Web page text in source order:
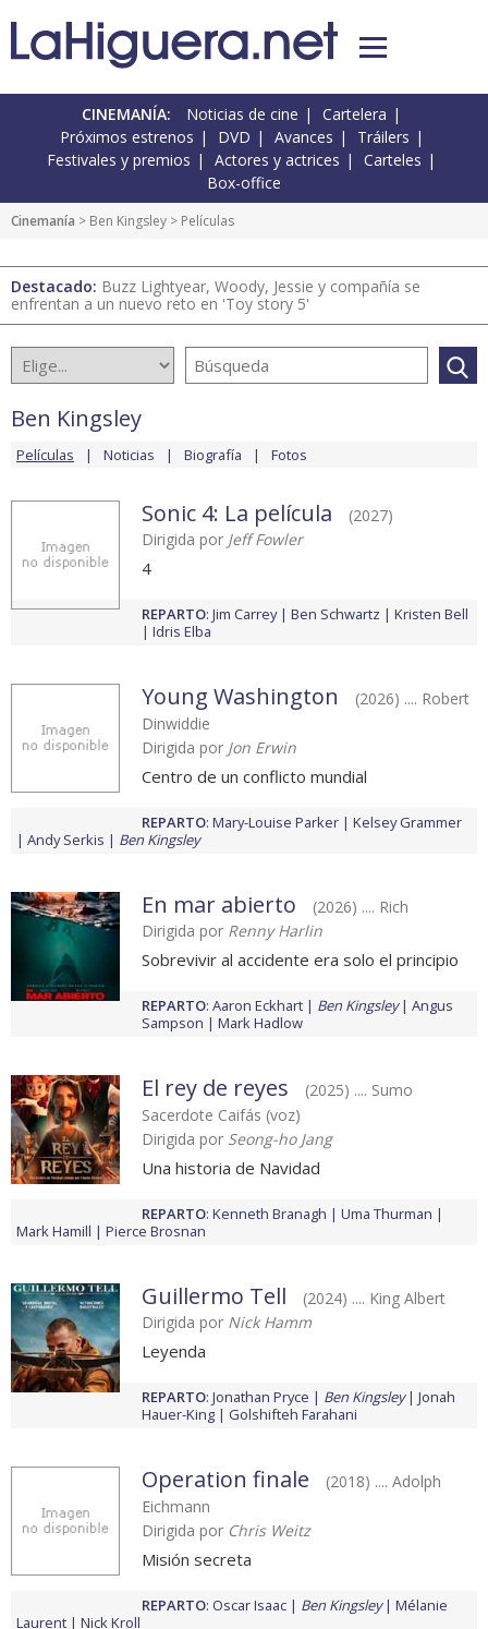
CINEMANÍA: Noticias de cine
Cartelera
Próximos estrenos
DVD Avances
Tráilers
Festivales y premios
Actores y actrices
Carteles
Box-office
Cinemanía > Ben Kingsley > Películas
Destacado: Buzz Lightyear, Woody, Jessie y compañía se
enfrentan a un nuevo reto en 'Toy story 5'
Ben Kingsley
Películas Noticias Biografía Fotos
Sonic 4: La película
(2027)
Dirigida por Jeff Fowler
4
REPARTO: Jim Carrey Ben Schwartz
Kristen Bell
Idris Elba
Young Washington
(2026) .... Robert
Dinwiddie
Dirigida por Jon Erwin
Centro de un conflicto mundial
REPARTO: Mary-Louise Parker
Kelsey Grammer
Andy Serkis
Ben Kingsley
En mar abierto
(2026) .... Rich
Dirigida por Renny Harlin
Sobrevivir al accidente era solo el principio
REPARTO: Aaron Eckhart Ben Kingsley
Angus
Sampson
Mark Hadlow
El rey de reyes
(2025) .... Sumo
Sacerdote Caifás (voz)
Dirigida por Seong-ho Jang
Una historia de Navidad
REPARTO: Kenneth Branagh
Uma Thurman
Mark Hamill
Pierce Brosnan
Guillermo Tell
(2024) .... King Albert
Dirigida por Nick Hamm
Leyenda
REPARTO: Jonathan Pryce Ben Kingsley
Jonah
Hauer-King
Golshifteh Farahani
Operation finale
(2018) .... Adolph
Eichmann
Dirigida por Chris Weitz
Misión secreta
REPARTO: Oscar Isaac Ben Kingsley
Mélanie
Laurent
Nick Kroll